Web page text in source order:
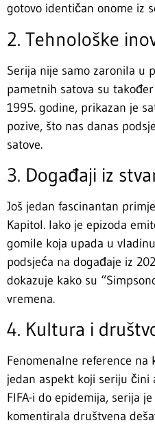
gotovo identičan onome iz
2. Tehnološke
Serija nije samo zaronila u
pametnih satova su
1995. godine, prikazan je
pozive, što nas danas
satove.
3. Događaji iz
Još jedan fascinantan
Kapitol. Iako je epizoda
gomile koja upada u
podsjeća na događaje iz
dokazuje kako su
vremena.
4. Kultura i
Fenomenalne reference
jedan aspekt koji seriju čini
FIFA-i do epidemija, serija
komentirala društvena